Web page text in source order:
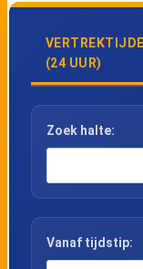
(24 UUR)
Zoek halte:
Vanaf tijdstip: